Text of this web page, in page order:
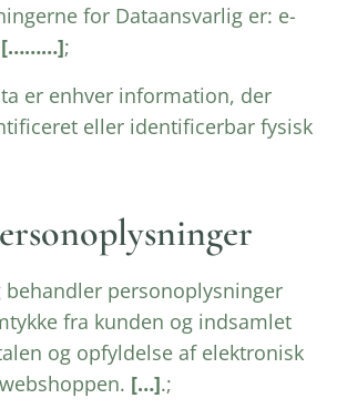
for Dataansvarlig er: e-
[………];
er enhver information, der
eller identificerbar fysisk
behandler personoplysninger
fra kunden og indsamlet
og opfyldelse af elektronisk
[…].;